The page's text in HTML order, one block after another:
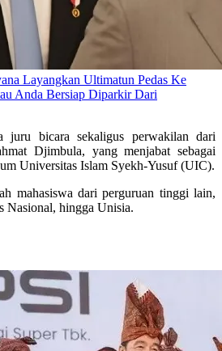
Layangkan Ultimatun Pedas Ke
Anda Bersiap Diparkir Dari
juru bicara sekaligus perwakilan dari
Djimbula, yang menjabat sebagai
Universitas Islam Syekh-Yusuf (UIC).
mahasiswa dari perguruan tinggi lain,
Nasional, hingga Unisia.